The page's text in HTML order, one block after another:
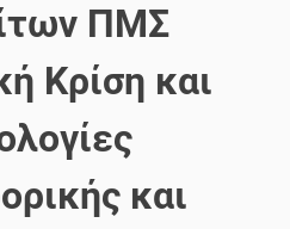
ΠΜΣ
Κρίση και
και